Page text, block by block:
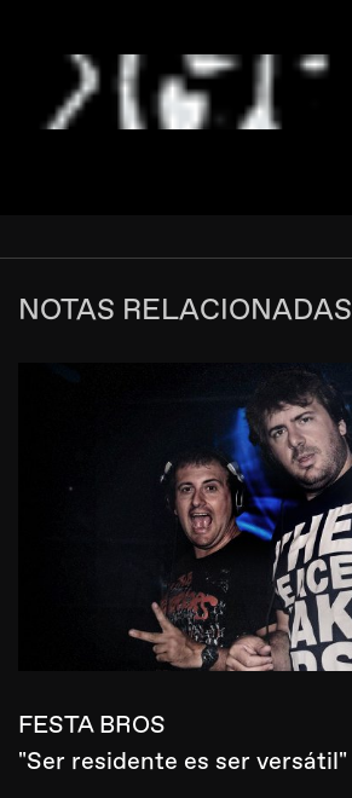
NOTAS RELACIONADAS
FESTA BROS
"Ser residente es ser versátil"